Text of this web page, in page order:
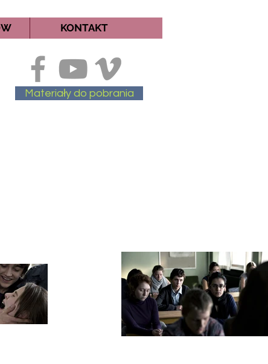
KONTAKT
Materiały do pobrania